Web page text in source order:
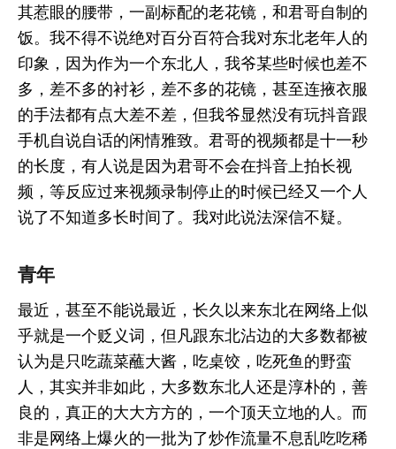
其惹眼的腰带，一副标配的老花镜，和君哥自制的
饭。我不得不说绝对百分百符合我对东北老年人的
印象，因为作为一个东北人，我爷某些时候也差不
多，差不多的衬衫，差不多的花镜，甚至连掖衣服
的手法都有点大差不差，但我爷显然没有玩抖音跟
手机自说自话的闲情雅致。君哥的视频都是十一秒
的长度，有人说是因为君哥不会在抖音上拍长视
频，等反应过来视频录制停止的时候已经又一个人
说了不知道多长时间了。我对此说法深信不疑。
青年
最近，甚至不能说最近，长久以来东北在网络上似
乎就是一个贬义词，但凡跟东北沾边的大多数都被
认为是只吃蔬菜蘸大酱，吃桌饺，吃死鱼的野蛮
人，其实并非如此，大多数东北人还是淳朴的，善
良的，真正的大大方方的，一个顶天立地的人。而
非是网络上爆火的一批为了炒作流量不息乱吃吃稀